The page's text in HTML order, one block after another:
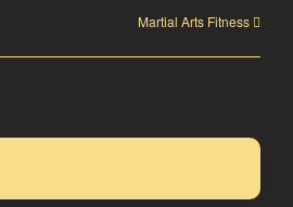
Martial Arts Fitness